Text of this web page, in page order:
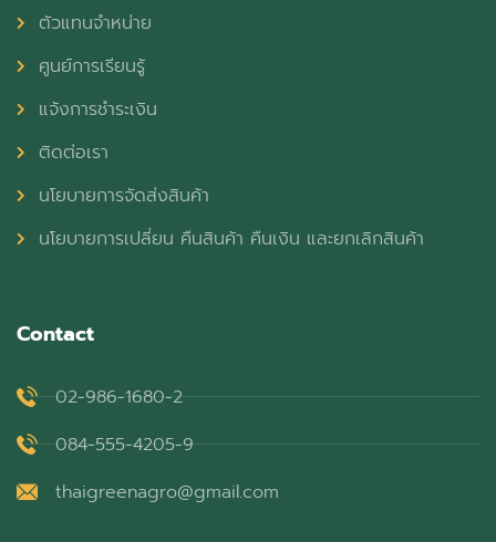
ตัวแทนจำหน่าย
ศูนย์การเรียนรู้
แจ้งการชำระเงิน
ติดต่อเรา
นโยบายการจัดส่งสินค้า
นโยบายการเปลี่ยน คืนสินค้า คืนเงิน และยกเลิกสินค้า
Contact
02-986-1680-2
084-555-4205-9
thaigreenagro@gmail.com